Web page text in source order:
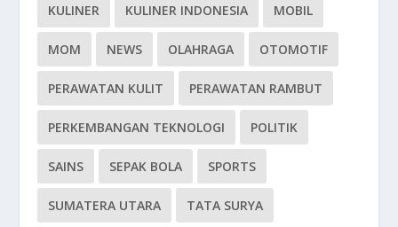
KULINER KULINER INDONESIA MOBIL
MOM NEWS OLAHRAGA OTOMOTIF
PERAWATAN KULIT PERAWATAN RAMBUT
PERKEMBANGAN TEKNOLOGI POLITIK
SAINS SEPAK BOLA SPORTS
SUMATERA UTARA TATA SURYA